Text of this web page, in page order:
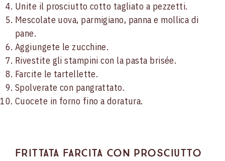
Statistics
Marketing
Unite il prosciutto cotto tagliato a pezzetti.
Mescolate uova, parmigiano, panna e mollica di
pane.
Aggiungete le zucchine.
Rivestite gli stampini con la pasta brisée.
Farcite le tartellette.
Spolverate con pangrattato.
Cuocete in forno fino a doratura.
Frittata farcita con prosciutto